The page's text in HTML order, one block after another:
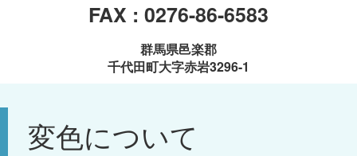
FAX : 0276-86-6583
群馬県邑楽郡
千代田町大字赤岩3296-1
変色について